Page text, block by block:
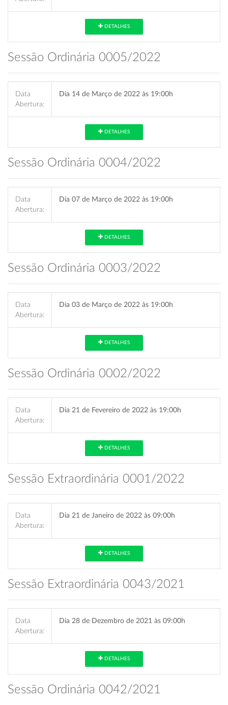
DETALHES
Sessão Ordinária 0005/2022
Data
Abertura:
Dia 14 de Março de 2022 às 19:00h
DETALHES
Sessão Ordinária 0004/2022
Data
Abertura:
Dia 07 de Março de 2022 às 19:00h
DETALHES
Sessão Ordinária 0003/2022
Data
Abertura:
Dia 03 de Março de 2022 às 19:00h
DETALHES
Sessão Ordinária 0002/2022
Data
Abertura:
Dia 21 de Fevereiro de 2022 às 19:00h
DETALHES
Sessão Extraordinária 0001/2022
Data
Abertura:
Dia 21 de Janeiro de 2022 às 09:00h
DETALHES
Sessão Extraordinária 0043/2021
Data
Abertura:
Dia 28 de Dezembro de 2021 às 09:00h
DETALHES
Sessão Ordinária 0042/2021